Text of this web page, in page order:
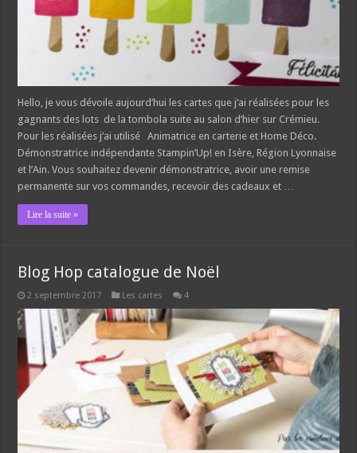
Hello, je vous dévoile aujourd’hui les cartes que j’ai réalisées pour les
gagnants des lots de la tombola suite au salon d’hier sur Crémieu.
Pour les réalisées j’ai utilisé Animatrice en carterie et Home Déco.
Démonstratrice indépendante Stampin’Up! en Isère, Région Lyonnaise
et l’Ain. Vous souhaitez devenir démonstratrice, avoir une remise
permanente sur vos commandes, recevoir des cadeaux et …
Lire la suite »
Blog Hop catalogue de Noël
2 septembre 2017 Les cartes 4